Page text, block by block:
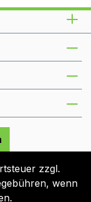
zzgl.
wenn